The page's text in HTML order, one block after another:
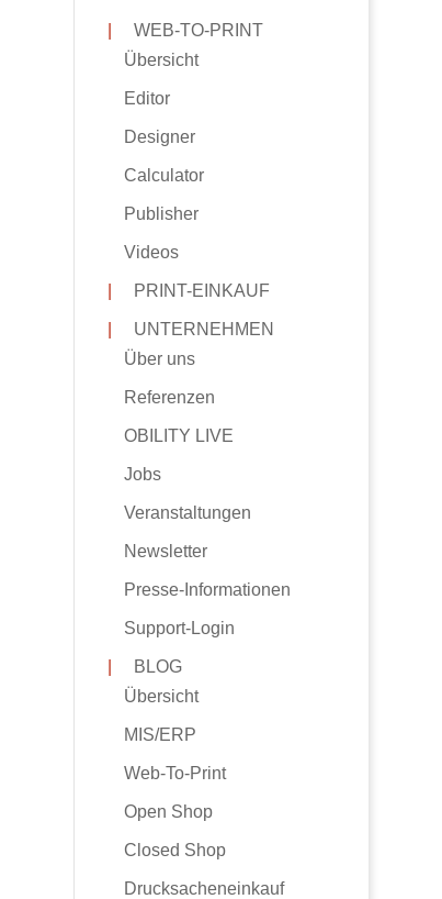
WEB-TO-PRINT
Übersicht
Editor
Designer
Calculator
Publisher
Videos
PRINT-EINKAUF
UNTERNEHMEN
Über uns
Referenzen
OBILITY LIVE
Jobs
Veranstaltungen
Newsletter
Presse-Informationen
Support-Login
BLOG
Übersicht
MIS/ERP
Web-To-Print
Open Shop
Closed Shop
Drucksacheneinkauf